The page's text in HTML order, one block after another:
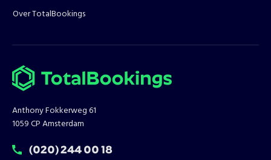
Over TotalBookings
Anthony Fokkerweg 61
1059 CP Amsterdam
T:
(020) 244 00 18